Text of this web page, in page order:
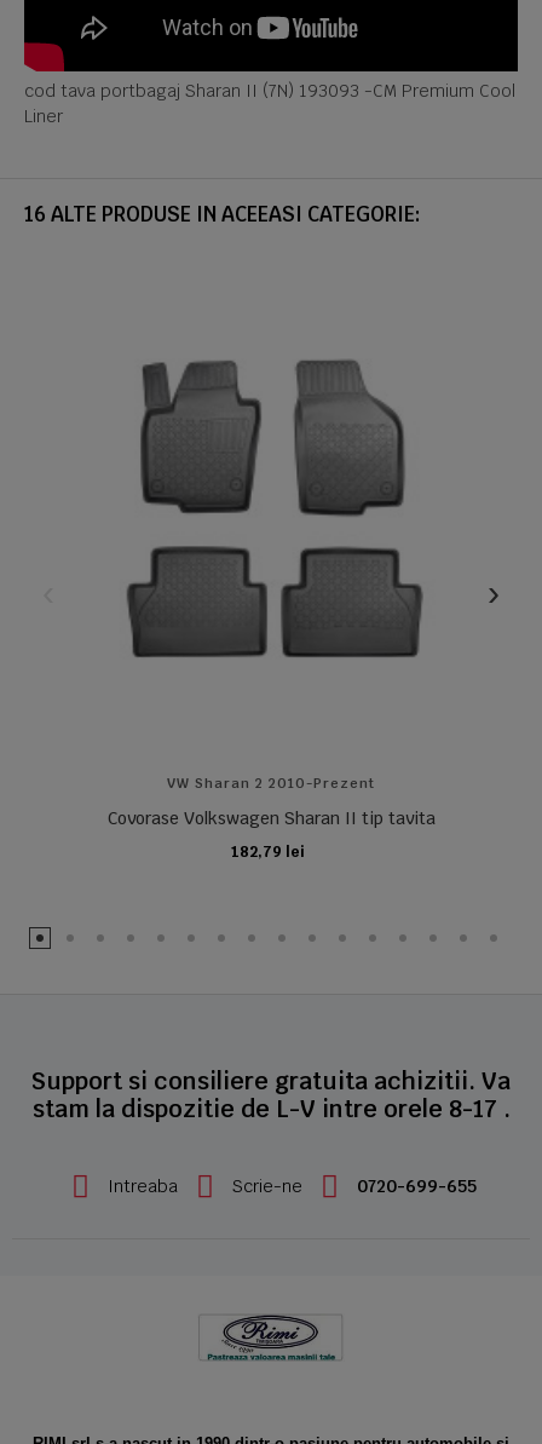
cod tava portbagaj Sharan II (7N) 193093 -CM Premium Cool
Liner
16 ALTE PRODUSE IN ACEEASI CATEGORIE:
VW Sharan 2 2010-Prezent
Covorase Volkswagen Sharan II tip tavita
182,79 lei
ADAUGA IN COS
Support si consiliere gratuita achizitii. Va
stam la dispozitie de L-V intre orele 8-17 .
Intreaba Scrie-ne 0720-699-655